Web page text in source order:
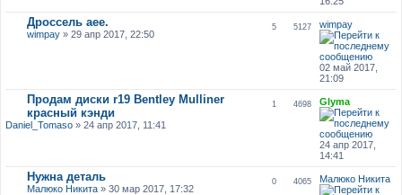
Дроссель аее.
wimpay» 29 апр 2017, 22:50
5 5127 wimpay
02 май 2017,
21:09
Продам диски r19 Bentley Mulliner
красный кэнди
Daniel_Tomaso» 24 апр 2017, 11:41
1 4698 Glyma
24 апр 2017,
14:41
Нужна деталь
Малюко Никита» 30 мар 2017, 17:32
0 4065 Малюко Никита